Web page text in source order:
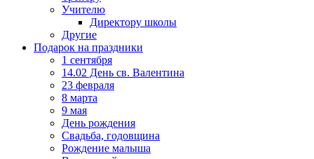
Учителю
Директору школы
Другие
Подарок на праздники
1 сентября
14.02 День св. Валентина
23 февраля
8 марта
9 мая
День рождения
Свадьба, годовщина
Рождение малыша